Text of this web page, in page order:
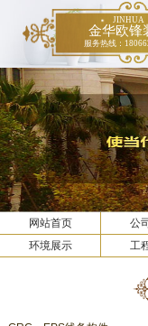
JINHUA
金华欧锋
服务热线：
网站首页 公
环境展示
工